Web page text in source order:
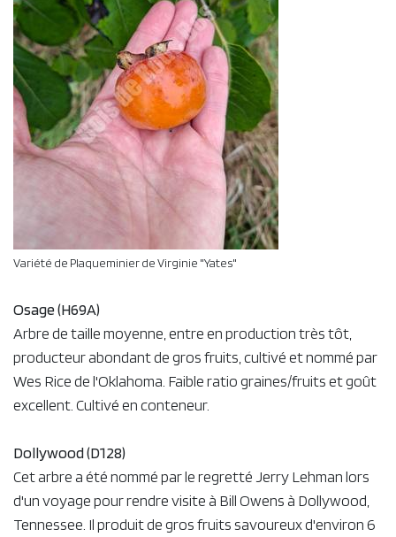
Variété de Plaqueminier de Virginie "Yates"
Osage (H69A)
Arbre de taille moyenne, entre en production très tôt,
producteur abondant de gros fruits, cultivé et nommé par
Wes Rice de l'Oklahoma. Faible ratio graines/fruits et goût
excellent. Cultivé en conteneur.
Dollywood (D128)
Cet arbre a été nommé par le regretté Jerry Lehman lors
d'un voyage pour rendre visite à Bill Owens à Dollywood,
Tennessee. Il produit de gros fruits savoureux d'environ 6